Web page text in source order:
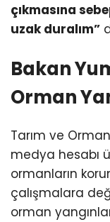
çıkmasına
uzak duralım”
Bakan
Orman
Tarım ve
medya hesabı
ormanların
çalışmalara
orman